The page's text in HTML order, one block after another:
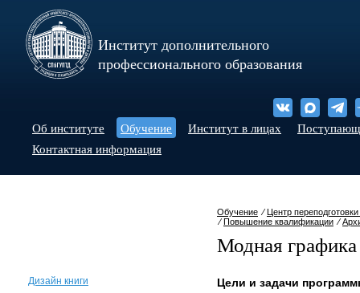
Институт дополнительного
профессионального образования
Об институте Обучение Институт в лицах
Контактная информация
Обучение ⁄Центр
⁄Повышение квалификации ⁄
Модная графика
Дизайн книги
Цели и задачи